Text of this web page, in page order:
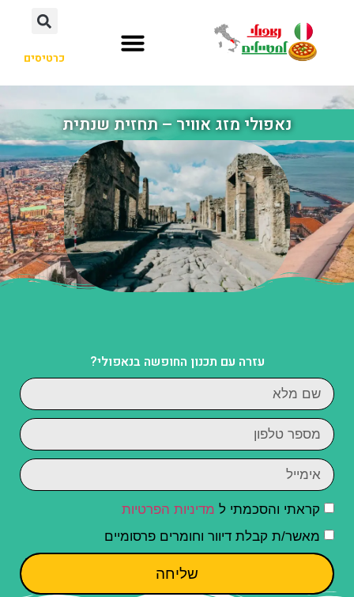
כרטיסים
נאפולי מזג אוויר – תחזית שנתית
עזרה עם תכנון החופשה בנאפולי?
קראתי והסכמתי ל מדיניות הפרטיות
מאשר/ת קבלת דיוור וחומרים פרסומיים
שליחה